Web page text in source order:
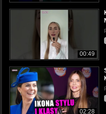
00:49
02:28